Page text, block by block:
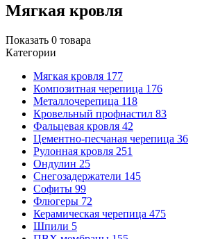
Мягкая кровля
Показать 0 товара
Категории
Мягкая кровля 177
Композитная черепица 176
Металлочерепица 118
Кровельный профнастил 83
Фальцевая кровля 42
Цементно-песчаная черепица 36
Рулонная кровля 251
Ондулин 25
Снегозадержатели 145
Софиты 99
Флюгеры 72
Керамическая черепица 475
Шпили 5